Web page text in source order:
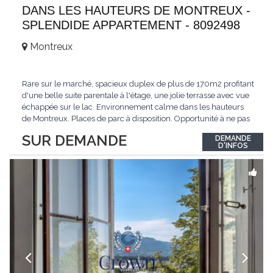
DANS LES HAUTEURS DE MONTREUX -
SPLENDIDE APPARTEMENT - 8092498
SUR DEMANDE
Montreux
Rare sur le marché, spacieux duplex de plus de 170m2 profitant
d'une belle suite parentale à l'étage, une jolie terrasse avec vue
échappée sur le lac. Environnement calme dans les hauteurs
de Montreux. Places de parc à disposition. Opportunité à ne pas
auf dem Markt, geräumiges Duplex von mehr als 170m2 mit
einer schönen...
DEMANDE
D'INFOS